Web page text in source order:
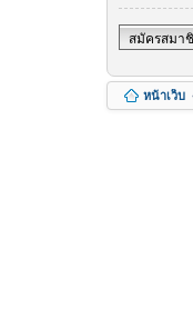
สมัครสมา
หน้าเว็บ